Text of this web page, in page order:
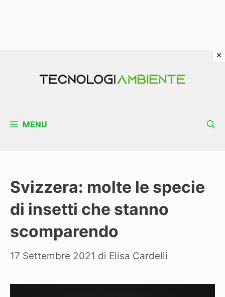
MENU
Svizzera: molte le specie
di insetti che stanno
scomparendo
17 Settembre 2021 di Elisa Cardelli